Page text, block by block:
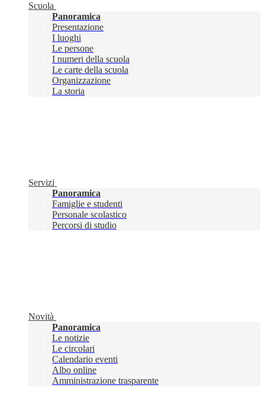
Scuola
Panoramica
Presentazione
I luoghi
Le persone
I numeri della scuola
Le carte della scuola
Organizzazione
La storia
Servizi
Panoramica
Famiglie e studenti
Personale scolastico
Percorsi di studio
Novità
Panoramica
Le notizie
Le circolari
Calendario eventi
Albo online
Amministrazione trasparente